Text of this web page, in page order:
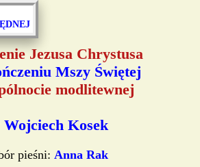
Jezusa Chrystusa
Mszy Świętej
modlitewnej
Kosek
pieśni: Anna Rak